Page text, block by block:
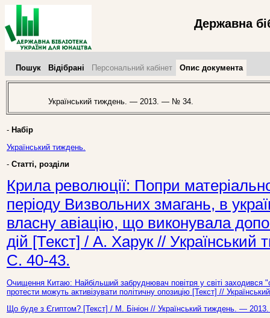
Державна
Пошук Відібрані Персональний кабінет Опис документа
Український тиждень. — 2013. — № 34.
- Набір
Український тиждень.
- Статті, розділи
Крила революції: Попри
періоду Визвольних змагань, в
власну авіацію, що виконувала
дій [Текст] / А. Харук //
С. 40-43.
Очищення Китаю: Найбільший забруднювач повітря у світі
протести можуть активізувати політичну опозицію [Текст] //
Що буде з Єгиптом? [Текст] / М. Бініон // Український тиждень. —